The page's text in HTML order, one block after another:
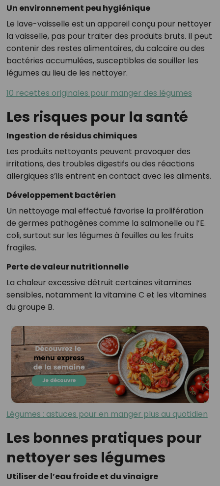
Un environnement peu hygiénique
Le lave-vaisselle est un appareil conçu pour nettoyer
la vaisselle, pas pour traiter des produits bruts. Il peut
contenir des restes alimentaires, du calcaire ou des
bactéries accumulées, susceptibles de souiller les
légumes au lieu de les nettoyer.
10 recettes originales pour manger des légumes
Les risques pour la santé
Ingestion de résidus chimiques
Les produits nettoyants peuvent provoquer des
irritations, des troubles digestifs ou des réactions
allergiques s’ils entrent en contact avec les aliments.
Développement bactérien
Un nettoyage mal effectué favorise la prolifération
de germes pathogènes comme la salmonelle ou l’E.
coli, surtout sur les légumes à feuilles ou les fruits
fragiles.
Perte de valeur nutritionnelle
La chaleur excessive détruit certaines vitamines
sensibles, notamment la vitamine C et les vitamines
du groupe B.
Légumes : astuces pour en manger plus au quotidien
Les bonnes pratiques pour
nettoyer ses légumes
Utiliser de l’eau froide et du vinaigre